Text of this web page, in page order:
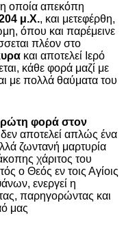
η οποία απεκόπη
μ.Χ., και μετεφέρθη,
όπου και παρέμεινε
πλέον στο
και αποτελεί Ιερό
κάθε φορά μαζί με
με πολλά θαύματα του
φορά στον
αποτελεί απλώς ένα
ζωντανή μαρτυρία
χάριτος του
ο Θεός εν τοις Αγίοις
ενεργεί η
παρηγορώντας και
μας